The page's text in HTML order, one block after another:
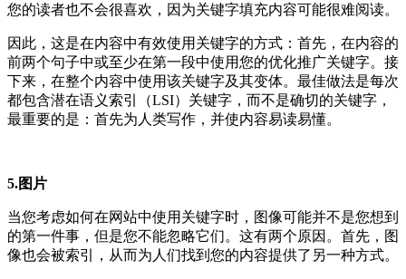
您的读者也不会很喜欢，因为关键字填充内容可能很难阅读。
因此，这是在内容中有效使用关键字的方式： 首先，在内容的
前两个句子中或至少在第一段中使用您的优化推广关键字。 接
下来，在整个内容中使用该关键字及其变体。 最佳做法是每次
都包含潜在语义索引（LSI）关键字，而不是确切的关键字，
最重要的是：首先为人类写作，并使内容易读易懂。
5.图片
当您考虑如何在网站中使用关键字时，图像可能并不是您想到
的第一件事，但是您不能忽略它们。 这有两个原因。首先，图
像也会被索引，从而为人们找到您的内容提供了另一种方式。